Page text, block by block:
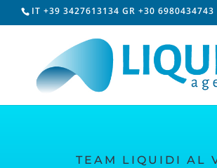
IT +39 3427613134 GR +30 6980434743
TEAM LIQUIDI AL